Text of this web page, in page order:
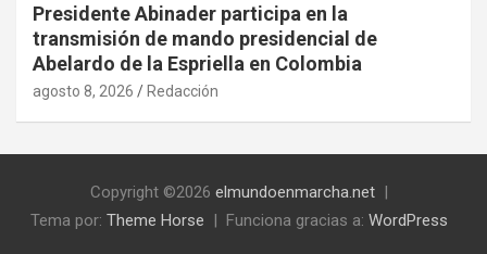
Presidente Abinader participa en la
transmisión de mando presidencial de
Abelardo de la Espriella en Colombia
agosto 8, 2026 Redacción
Copyright ©2026 elmundoenmarcha.net
Tema por: Theme Horse Funciona gracias a: WordPress